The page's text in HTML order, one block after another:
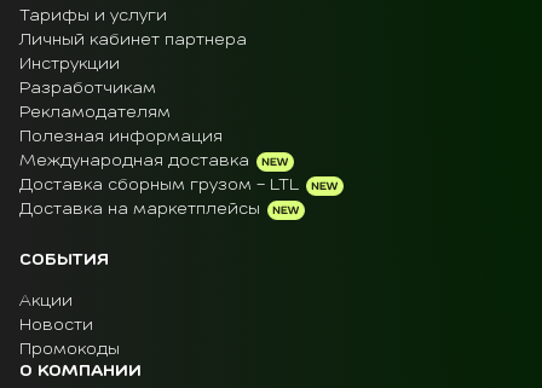
Тарифы и услуги
Личный кабинет партнера
Инструкции
Разработчикам
Рекламодателям
Полезная информация
Международная доставка
Доставка сборным грузом - LTL
Доставка на маркетплейсы
СОБЫТИЯ
Акции
Новости
Промокоды
О КОМПАНИИ